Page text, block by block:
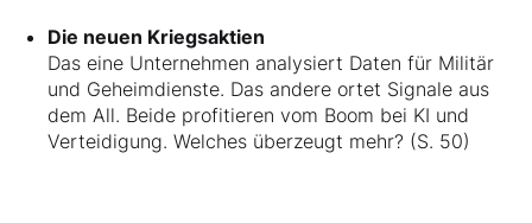
Die neuen Kriegsaktien
Das eine Unternehmen analysiert Daten für Militär
und Geheimdienste. Das andere ortet Signale aus
dem All. Beide profitieren vom Boom bei KI und
Verteidigung. Welches überzeugt mehr? (S. 50)